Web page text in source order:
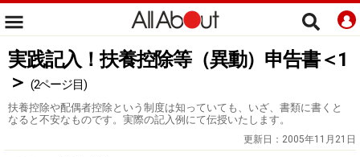
実践記入！扶養控除等（異動）申告書＜1
＞ (2ページ目)
扶養控除や配偶者控除という制度は知っていても、いざ、書類に書くと
なると不安なものです。実際の記入例にて伝授いたします。
更新日： 2005年11月21日